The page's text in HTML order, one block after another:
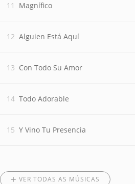
Magnífico
Alguien Está Aquí
Con Todo Su Amor
Todo Adorable
Y Vino Tu Presencia
VER TODAS AS MÚSICAS